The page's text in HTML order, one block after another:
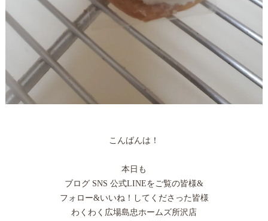
こんばんは！
本日も
ブログ SNS 公式LINEをご覧の皆様&
フォロー&いいね！してくださった皆様
わくわく広場島忠ホームズ所沢店